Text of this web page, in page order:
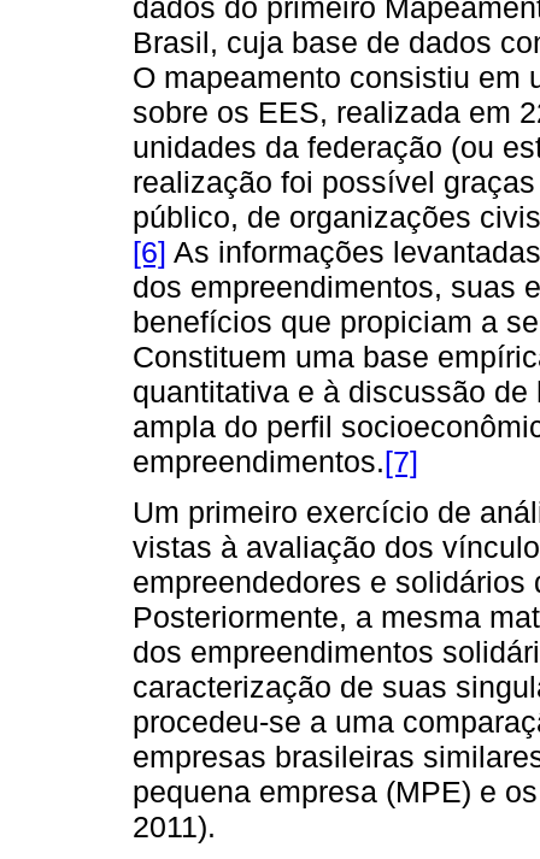
dados do primeiro
Brasil, cuja base de dados
O mapeamento consistiu em
sobre os EES, realizada em
unidades da federação (ou
realização foi possível
público, de organizações
[6] As informações
dos empreendimentos, suas
benefícios que propiciam a
Constituem uma base
quantitativa e à discussão
ampla do perfil
empreendimentos.[7]
Um primeiro exercício de
vistas à avaliação dos
empreendedores e solidários
Posteriormente, a mesma
dos empreendimentos
caracterização de suas
procedeu-se a uma
empresas brasileiras
pequena empresa (MPE) e
2011).